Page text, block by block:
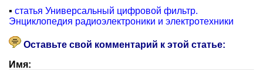
▪ статья Универсальный цифровой фильтр.
Энциклопедия радиоэлектроники и электротехники
Оставьте свой комментарий к этой статье:
Имя: